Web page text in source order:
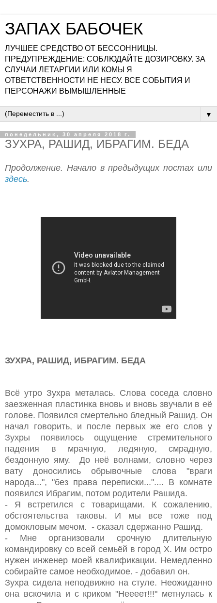
ЗАПАХ БАБОЧЕК
ЛУЧШЕЕ СРЕДСТВО ОТ БЕССОННИЦЫ.
ПРЕДУПРЕЖДЕНИЕ: СОБЛЮДАЙТЕ ДОЗИРОВКУ. ЗА
СЛУЧАИ ЛЕТАРГИИ ИЛИ КОМЫ Я
ОТВЕТСТВЕННОСТИ НЕ НЕСУ. ВСЕ СОБЫТИЯ И
ПЕРСОНАЖИ ВЫМЫШЛЕННЫЕ
▼
понедельник, 30 апреля 2018 г.
ЗУХРА, РАШИД, ИБРАГИМ. БЕДА
Продолжение. Начало в предыдущих постах или
здесь.
ЗУХРА, РАШИД, ИБРАГИМ. БЕДА
Всё утро Зухра металась. Слова соседа словно
заезженная пластинка вновь и вновь звучали в её
голове. Появился смертельно бледный Рашид. Он
начал говорить, и после первых же его слов у
Зухры появилось ощущение стремительного
падения в мрачную, ледяную, смрадную,
бездонную яму. До неё волнами, словно через
вату доносились обрывочные слова "враги
народа...", "без права переписки...".... В комнате
появился Ибрагим, потом родители Рашида.
- Я встретился с товарищами. К сожалению,
обстоятельства таковы. И мы все тоже под
домокловым мечом. - сказал сдержанно Рашид.
- Мне организовали срочную длительную
командировку со всей семьёй в город Х. Им остро
нужен инженер моей квалификации. Немедленно
собирайте самое необходимое. - добавил он.
Зухра сидела неподвижно на стуле. Неожиданно
она вскочила и с криком "Неееет!!!" метнулась к